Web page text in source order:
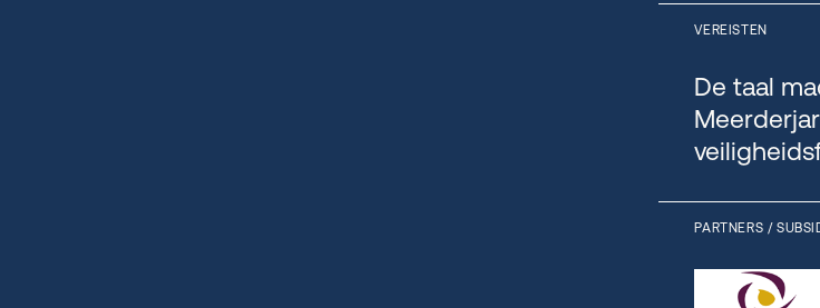
VEREISTEN
De taal
PARTNERS /